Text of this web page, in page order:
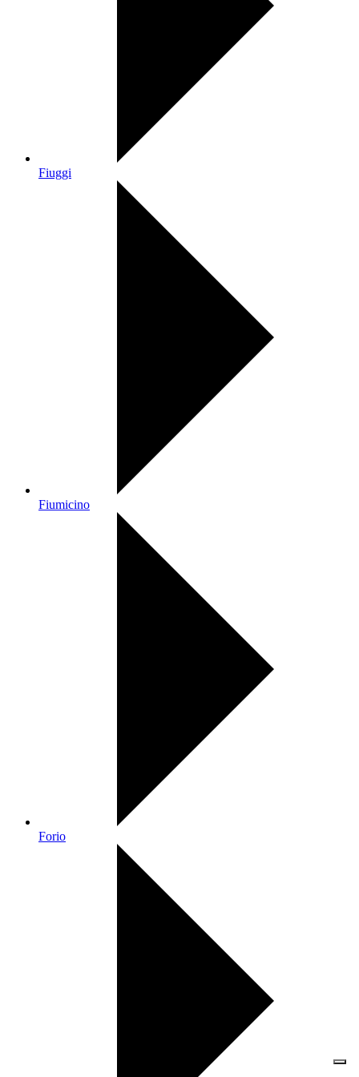
Fiuggi
Fiumicino
Forio